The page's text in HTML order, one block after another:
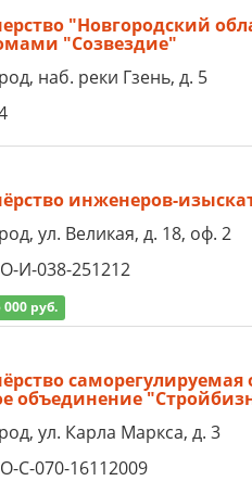
"Новгородский
"Созвездие"
наб. реки Гзень, д. 5
инженеров-
ул. Великая, д. 18, оф. 2
И-038-251212
руб.
объединение
ул. Карла Маркса, д. 3
С-070-16112009